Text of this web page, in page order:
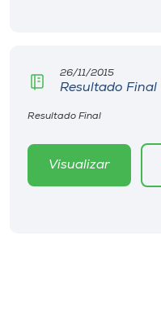
26/11/2015
Resultado Final
Resultado Final
Visualizar